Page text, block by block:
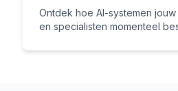
Ontdek hoe AI-systemen
en specialisten momenteel